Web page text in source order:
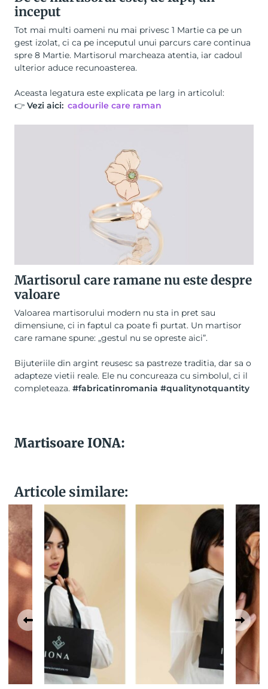
inceput
Tot mai multi oameni nu mai privesc 1 Martie ca pe un
gest izolat, ci ca pe inceputul unui parcurs care continua
spre 8 Martie. Martisorul marcheaza atentia, iar cadoul
ulterior aduce recunoasterea.
Aceasta legatura este explicata pe larg in articolul:
👉 Vezi aici: cadourile care raman
Martisorul care ramane nu este despre
valoare
Valoarea martisorului modern nu sta in pret sau
dimensiune, ci in faptul ca poate fi purtat. Un martisor
care ramane spune: „gestul nu se opreste aici”.
Bijuteriile din argint reusesc sa pastreze traditia, dar sa o
adapteze vietii reale. Ele nu concureaza cu simbolul, ci il
completeaza. #fabricatinromania #qualitynotquantity
Martisoare IONA:
Articole similare: